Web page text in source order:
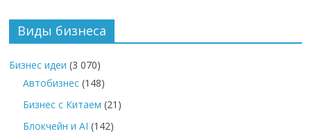
Виды бизнеса
Бизнес идеи (3 070)
Автобизнес (148)
Бизнес с Китаем (21)
Блокчейн и AI (142)